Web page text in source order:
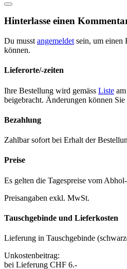
Hinterlasse einen
Du musst angemeldet sein, um einen
können.
Lieferorte/-zeiten
Ihre Bestel­lung wird gemäss Liste
beige­bracht. Änderun­gen kön­nen
Bezahlung
Zahlbar sofort bei Erhalt der
Preise
Es gel­ten die Tage­spreise vom
Preisangaben exkl. MwSt.
Tauschgebinde und Lieferkosten
Liefer­ung in Tauschge­binde
Unkosten­beitrag:
bei Liefer­ung CHF 6.-